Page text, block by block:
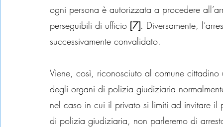
ogni persona è autorizzata a procedere
perseguibili di ufficio [7]. Diversamente,
successivamente convalidato.
Viene, così, riconosciuto al comune
degli organi di polizia giudiziaria
nel caso in cui il privato si limiti ad invitare il
di polizia giudiziaria, non parleremo di